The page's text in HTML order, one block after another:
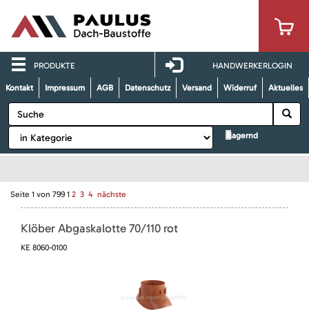
PRODUKTE HANDWERKERLOGIN
Kontakt Impressum AGB Datenschutz Versand Widerruf Aktuelles
lagernd
Seite 1 von 799 1 2 3 4 nächste
Klöber Abgaskalotte 70/110 rot
KE 8060-0100